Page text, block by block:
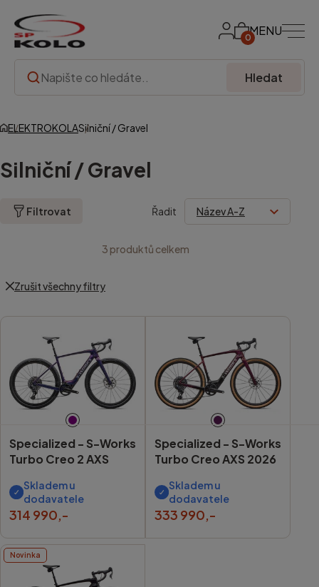
0MENU
Hledat
ELEKTROKOLASilniční / Gravel
Silniční / Gravel
Filtrovat Řadit
3 produktů celkem
Zrušit všechny filtry
Specialized - S-Works
Turbo Creo 2 AXS
Skladem u
dodavatele
314 990,-
Specialized - S-Works
Turbo Creo AXS 2026
Skladem u
dodavatele
333 990,-
Novinka